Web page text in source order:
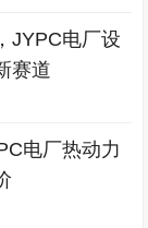
JYPC电厂设
赛道
电厂热动力